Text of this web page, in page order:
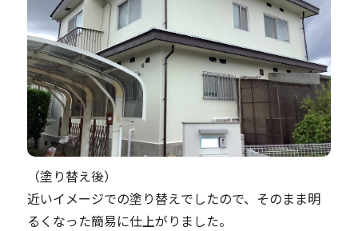
（塗り替え後）
近いイメージでの塗り替えでしたので、そのまま明
るくなった簡易に仕上がりました。